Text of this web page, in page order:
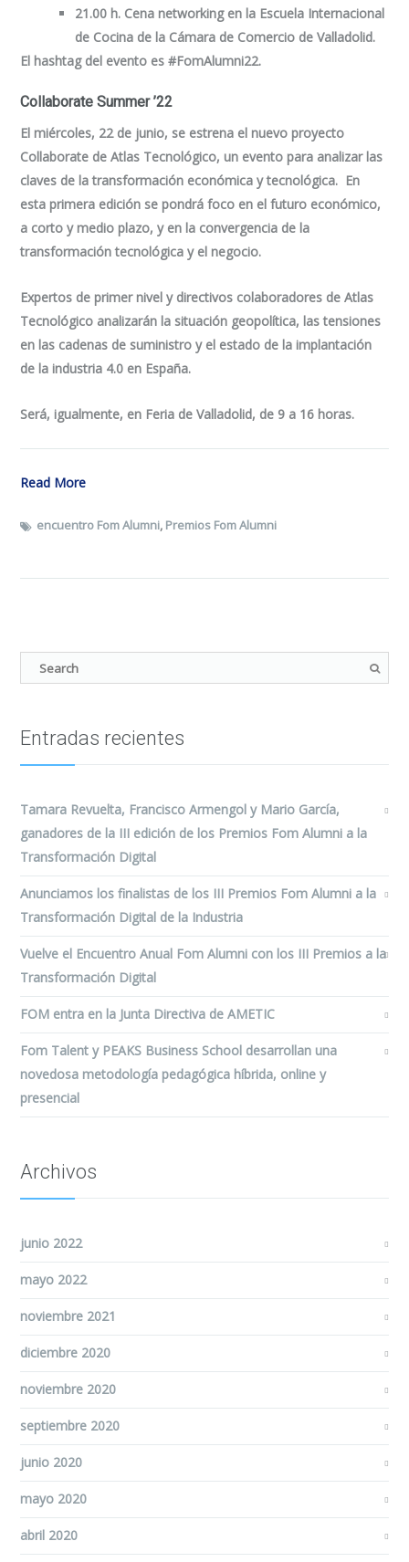
21.00 h. Cena networking en la Escuela Internacional
de Cocina de la Cámara de Comercio de Valladolid.
El hashtag del evento es #FomAlumni22.
Collaborate Summer ’22
El miércoles, 22 de junio, se estrena el nuevo proyecto
Collaborate de Atlas Tecnológico, un evento para analizar las
claves de la transformación económica y tecnológica. En
esta primera edición se pondrá foco en el futuro económico,
a corto y medio plazo, y en la convergencia de la
transformación tecnológica y el negocio.
Expertos de primer nivel y directivos colaboradores de Atlas
Tecnológico analizarán la situación geopolítica, las tensiones
en las cadenas de suministro y el estado de la implantación
de la industria 4.0 en España.
Será, igualmente, en Feria de Valladolid, de 9 a 16 horas.
Read More
encuentro Fom Alumni, Premios Fom Alumni
Entradas recientes
Tamara Revuelta, Francisco Armengol y Mario García,
ganadores de la III edición de los Premios Fom Alumni a la
Transformación Digital
Anunciamos los finalistas de los III Premios Fom Alumni a la
Transformación Digital de la Industria
Vuelve el Encuentro Anual Fom Alumni con los III Premios a la
Transformación Digital
FOM entra en la Junta Directiva de AMETIC
Fom Talent y PEAKS Business School desarrollan una
novedosa metodología pedagógica híbrida, online y
presencial
Archivos
junio 2022
mayo 2022
noviembre 2021
diciembre 2020
noviembre 2020
septiembre 2020
junio 2020
mayo 2020
abril 2020